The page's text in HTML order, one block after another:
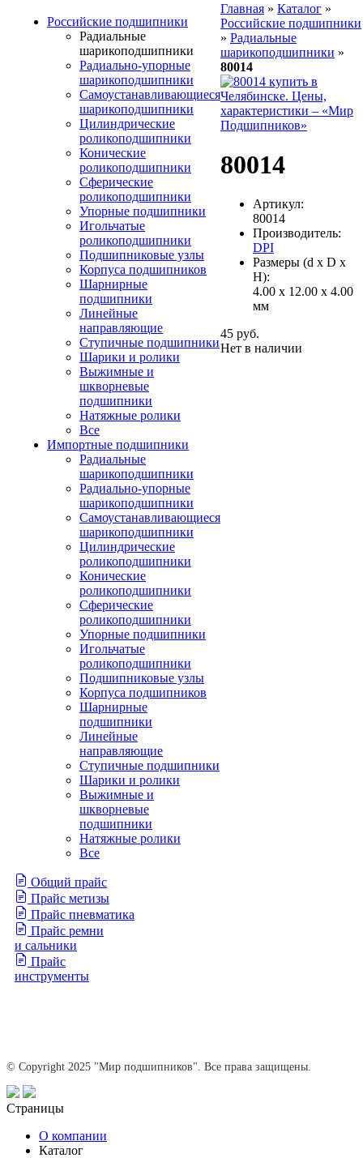
Российские подшипники
Радиальные
шарикоподшипники
Радиально-упорные
шарикоподшипники
Самоустанавливающиеся
шарикоподшипники
Цилиндрические
роликоподшипники
Конические
роликоподшипники
Сферические
роликоподшипники
Упорные подшипники
Игольчатые
роликоподшипники
Подшипниковые узлы
Корпуса подшипников
Шарнирные
подшипники
Линейные
направляющие
Ступичные подшипники
Шарики и ролики
Выжимные и
шкворневые
подшипники
Натяжные ролики
Все
Импортные подшипники
Радиальные
шарикоподшипники
Радиально-упорные
шарикоподшипники
Самоустанавливающиеся
шарикоподшипники
Цилиндрические
роликоподшипники
Конические
роликоподшипники
Сферические
роликоподшипники
Упорные подшипники
Игольчатые
роликоподшипники
Подшипниковые узлы
Корпуса подшипников
Шарнирные
подшипники
Линейные
направляющие
Ступичные подшипники
Шарики и ролики
Выжимные и
шкворневые
подшипники
Натяжные ролики
Все
Общий прайс
Прайс метизы
Прайс пневматика
Прайс ремни
и сальники
Прайс
инструменты
Главная » Каталог »
Российские подшипники
» Радиальные
шарикоподшипники »
80014
80014
Артикул:
80014
Производитель:
DPI
Размеры (d x D x
H):
4.00 x 12.00 x 4.00
мм
45 руб.
Нет в наличии
© Copyright 2025 "Мир подшипников". Все права защищены.
Страницы
О компании
Каталог